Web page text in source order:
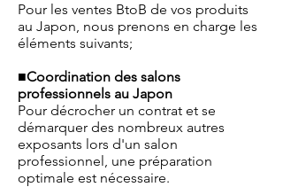
Pour les ventes BtoB de vos produits
au Japon, nous prenons en charge les
éléments suivants;
■Coordination des salons
professionnels au Japon
Pour décrocher un contrat et se
démarquer des nombreux autres
exposants lors d'un salon
professionnel, une préparation
optimale est nécessaire.